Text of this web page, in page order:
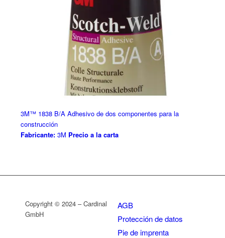
3M™ 1838 B/A Adhesivo de dos componentes para la
construcción
Fabricante:3M Precio a la carta
Copyright © 2024 – Cardinal
GmbH
AGB
Protección de datos
Pie de imprenta